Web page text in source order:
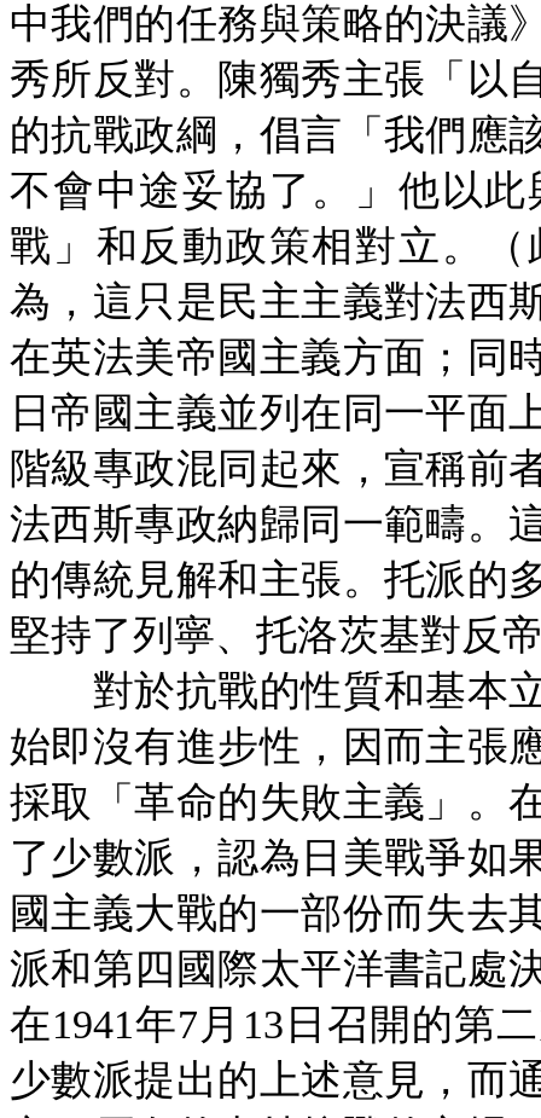
中我們的任務與策略的決議
秀所反對。陳獨秀主張「以
的抗戰政綱，倡言「我們應
不會中途妥協了。」他以
戰」和反動政策相對立。
為，這只是民主主義對法西
在英法美帝國主義方面；同
日帝國主義並列在同一平面
階級專政混同起來，宣稱前
法西斯專政納歸同一範疇。
的傳統見解和主張。托派的
堅持了列寧、托洛茨基對反
對於抗戰的性質和基本立
始即沒有進步性，因而主張
採取「革命的失敗主義」。
了少數派，認為日美戰爭如
國主義大戰的一部份而失去
派和第四國際太平洋書記處
在1941年7月13日召開的第
少數派提出的上述意見，而